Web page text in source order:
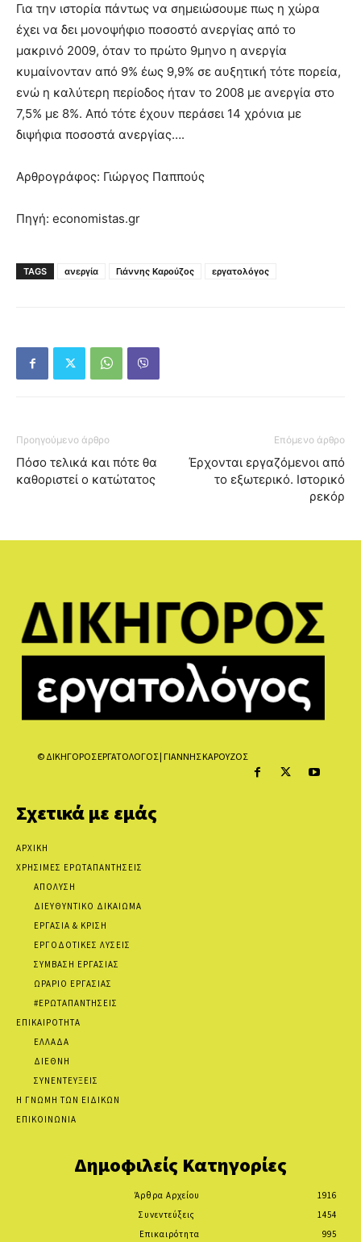
Για την ιστορία πάντως να σημειώσουμε πως η χώρα
έχει να δει μονοψήφιο ποσοστό ανεργίας από το
μακρινό 2009, όταν το πρώτο 9μηνο η ανεργία
κυμαίνονταν από 9% έως 9,9% σε αυξητική τότε πορεία,
ενώ η καλύτερη περίοδος ήταν το 2008 με ανεργία στο
7,5% με 8%. Από τότε έχουν περάσει 14 χρόνια με
διψήφια ποσοστά ανεργίας….
Αρθρογράφος: Γιώργος Παππούς
Πηγή: economistas.gr
TAGS ανεργία Γιάννης Καρούζος εργατολόγος
Προηγούμενο άρθρο
Πόσο τελικά και πότε θα
καθοριστεί ο κατώτατος
Επόμενο άρθρο
Έρχονται εργαζόμενοι από
το εξωτερικό. Ιστορικό
ρεκόρ
© ΔΙΚΗΓΟΡΟΣ ΕΡΓΑΤΟΛΟΓΟΣ | ΓΙΑΝΝΗΣ ΚΑΡΟΥΖΟΣ
Σχετικά με εμάς
ΑΡΧΙΚΗ
ΧΡΗΣΙΜΕΣ ΕΡΩΤΑΠΑΝΤΗΣΕΙΣ
ΑΠΟΛΥΣΗ
ΔΙΕΥΘΥΝΤΙΚΟ ΔΙΚΑΙΩΜΑ
ΕΡΓΑΣΙΑ & ΚΡΙΣΗ
ΕΡΓΟΔΟΤΙΚΕΣ ΛΥΣΕΙΣ
ΣΥΜΒΑΣΗ ΕΡΓΑΣΙΑΣ
ΩΡΑΡΙΟ ΕΡΓΑΣΙΑΣ
#ΕΡΩΤΑΠΑΝΤΗΣΕΙΣ
ΕΠΙΚΑΙΡΟΤΗΤΑ
ΕΛΛΑΔΑ
ΔΙΕΘΝΗ
ΣΥΝΕΝΤΕΥΞΕΙΣ
Η ΓΝΩΜΗ ΤΩΝ ΕΙΔΙΚΩΝ
ΕΠΙΚΟΙΝΩΝΙΑ
Δημοφιλείς Κατηγορίες
Άρθρα Αρχείου
1916
Συνεντεύξεις
1454
Επικαιρότητα
995